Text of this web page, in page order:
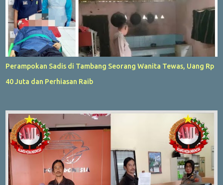
Perampokan Sadis di Tambang Seorang Wanita Tewas, Uang Rp
40 Juta dan Perhiasan Raib